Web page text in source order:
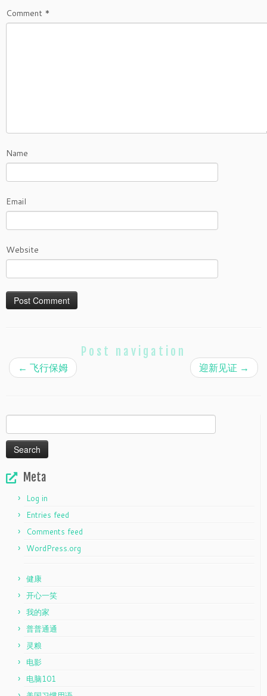
Comment *
Name
Email
Website
Post navigation
← 飞行保姆 迎新见证 →
for:
Meta
Log in
Entries feed
Comments feed
WordPress.org
健康
开心一笑
我的家
普普通通
灵粮
电影
电脑101